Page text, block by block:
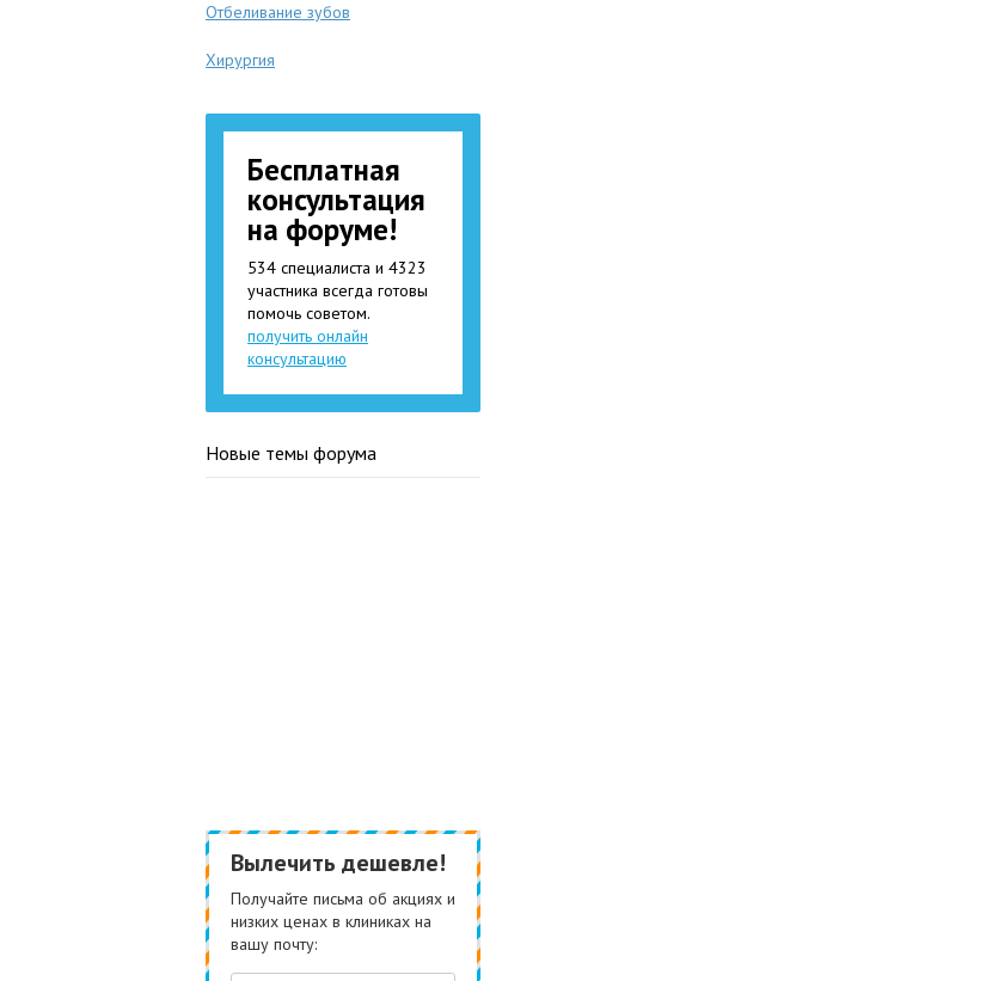
Отбеливание зубов
Хирургия
Бесплатная
консультация
на форуме!
534 специалиста и 4323
участника всегда готовы
помочь советом.
получить онлайн
консультацию
Новые темы форума
Вылечить дешевле!
Получайте письма об акциях и
низких ценах в клиниках на
вашу почту: